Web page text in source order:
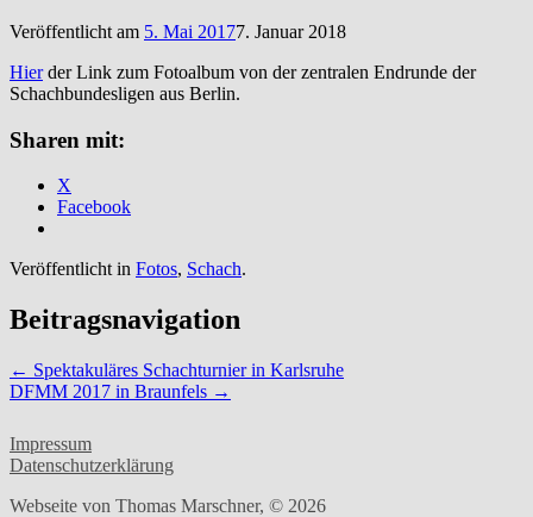
Veröffentlicht am 5. Mai 20177. Januar 2018
Hierder Link zum Fotoalbum von der zentralen Endrunde der
Schachbundesligen aus Berlin.
Sharen mit:
X
Facebook
Veröffentlicht in Fotos, Schach.
Beitragsnavigation
← Spektakuläres Schachturnier in Karlsruhe
DFMM 2017 in Braunfels →
Impressum
Datenschutzerklärung
Webseite von Thomas Marschner, © 2026